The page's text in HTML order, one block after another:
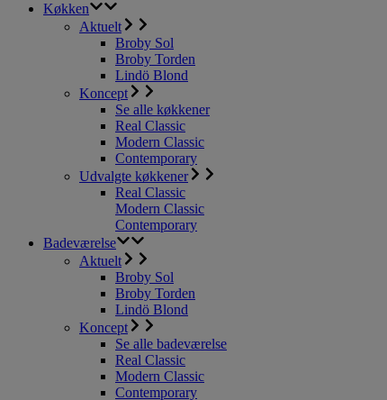
Køkken
Aktuelt
Broby Sol
Broby Torden
Lindö Blond
Koncept
Se alle køkkener
Real Classic
Modern Classic
Contemporary
Udvalgte køkkener
Real Classic
Modern Classic
Contemporary
Badeværelse
Aktuelt
Broby Sol
Broby Torden
Lindö Blond
Koncept
Se alle badeværelse
Real Classic
Modern Classic
Contemporary